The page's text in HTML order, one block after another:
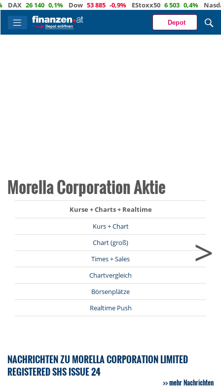
26 140 0,1% Dow 53 885 -0,9% EStoxx50 6 503 0,4% Nasdaq
Depot
Morella Corporation Aktie
Kurse + Charts + Realtime
Kurs + Chart
Chart (groß)
Times + Sales
Chartvergleich
Börsenplätze
Realtime Push
>
NACHRICHTEN ZU MORELLA CORPORATION LIMITED
REGISTERED SHS ISSUE 24
mehr Nachrichten